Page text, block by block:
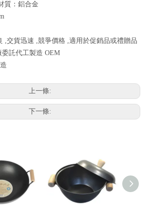
質：鋁合金
,交貨迅速 ,競爭價格 ,適用於促銷品或禮贈品
託代工製造 OEM
上一條:
下一條: